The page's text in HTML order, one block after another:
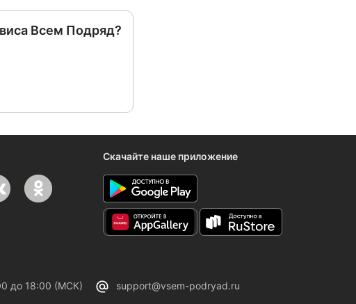
Всем Подряд?
Скачайте наше приложение
до 18:00 (МСК) support@vsem-podryad.ru